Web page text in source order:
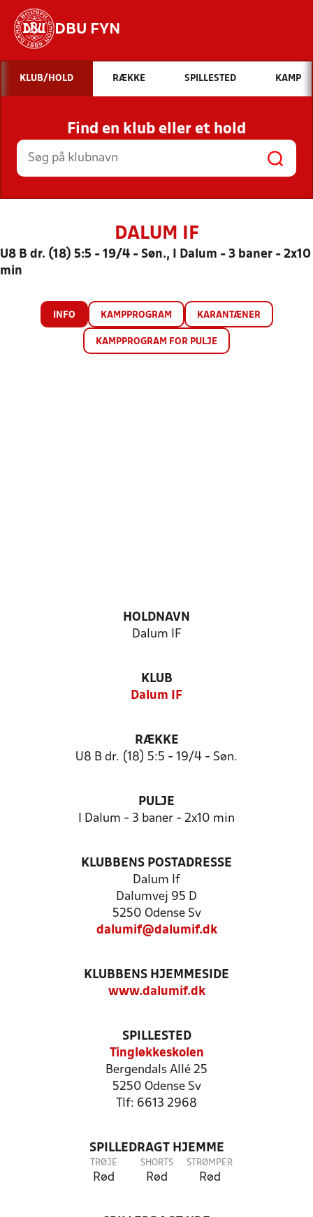
DBU FYN
Hvad vil du søge efter?
INDHOLD OG NYHEDER
STILLINGER, RESULTATER, KLUBBER OG
HOLD
KLUB/HOLD RÆKKE SPILLESTED KAMP
Find en klub eller et hold
DALUM IF
U8 B dr. (18) 5:5 - 19/4 - Søn., I Dalum - 3 baner - 2x10
min
INFO KAMPPROGRAM KARANTÆNER
KAMPPROGRAM FOR PULJE
HOLDNAVN
Dalum IF
KLUB
Dalum IF
RÆKKE
U8 B dr. (18) 5:5 - 19/4 - Søn.
PULJE
I Dalum - 3 baner - 2x10 min
KLUBBENS POSTADRESSE
Dalum If
Dalumvej 95 D
5250 Odense Sv
dalumif@dalumif.dk
KLUBBENS HJEMMESIDE
www.dalumif.dk
SPILLESTED
Tingløkkeskolen
Bergendals Allé 25
5250 Odense Sv
Tlf: 6613 2968
SPILLEDRAGT HJEMME
TRØJE
Rød
SHORTS
Rød
STRØMPER
Rød